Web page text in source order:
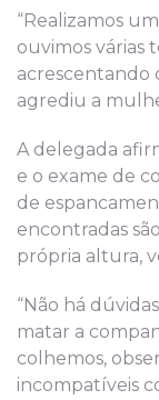
“Realizamos
ouvimos várias
acrescentando
agrediu a
A delegada
e o exame de
de
encontradas
própria altura,
“Não há
matar a
colhemos,
incompatíveis